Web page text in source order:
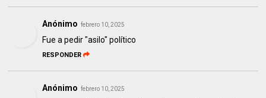
Anónimo febrero 10, 2025
Fue a pedir "asilo" político
RESPONDER
Anónimo febrero 10, 2025